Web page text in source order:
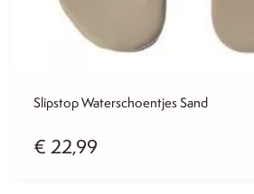
Slipstop Waterschoentjes Sand
€ 22,99